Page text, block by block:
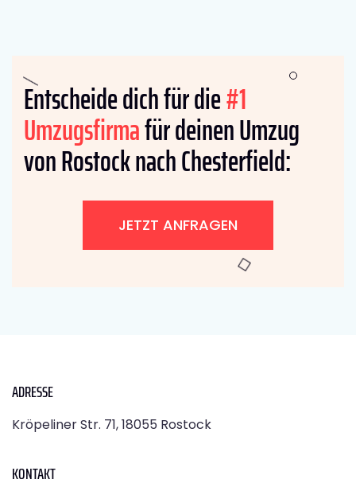
Entscheide dich für die#1
Umzugsfirmafür deinen Umzug
von Rostock nach Chesterfield:
JETZT ANFRAGEN
ADRESSE
Kröpeliner Str. 71, 18055 Rostock
KONTAKT